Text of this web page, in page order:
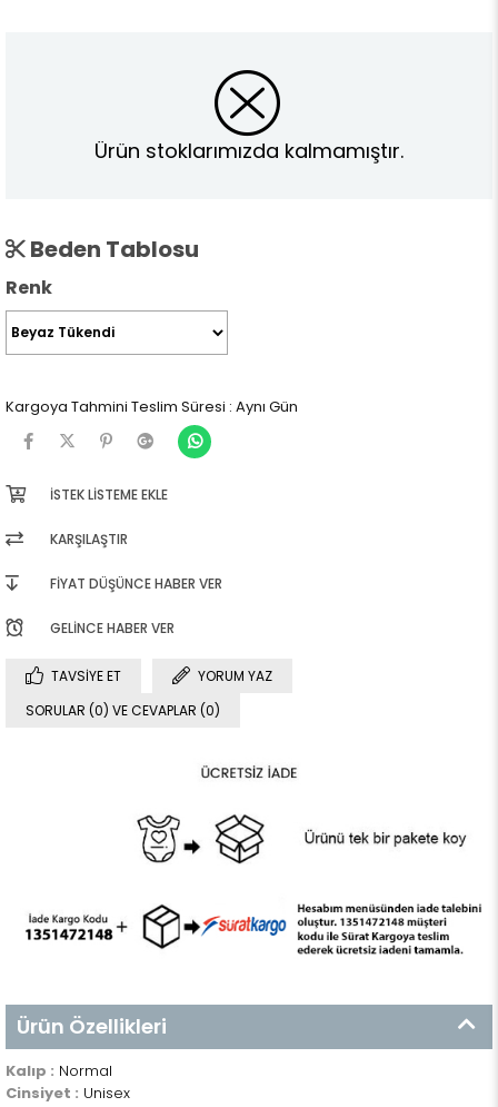
Ürün stoklarımızda kalmamıştır.
Beden Tablosu
Renk
Kargoya Tahmini Teslim Süresi : Aynı Gün
İSTEK LISTEME EKLE
KARŞILAŞTIR
FIYAT DÜŞÜNCE HABER VER
GELINCE HABER VER
TAVSIYE ET
YORUM YAZ
SORULAR (0) VE CEVAPLAR (0)
Ürün Özellikleri
Kalıp : Normal
Cinsiyet : Unisex